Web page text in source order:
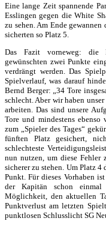
Eine lange Zeit spannende
Esslingen gegen die White
zu sehen. Am Ende
sicherten so Platz 5.
Das Fazit vorneweg: die
gewünschten zwei Punkte
verdrängt werden. Das
Spielverlauf, was darauf
Bernd Berger: „34 Tore
schlecht. Aber wir haben
arbeiten. Das sind unsere
Tore und mindestens
zum „Spieler des Tages“
fünften Platz gesichert,
schlechteste
nun nutzen, um diese Fehler
sicherer zu stehen. Um Platz
Punkt. Für dieses Vorhaben
der Kapitän schon einmal
Möglichkeit, den aktuellen
Punktverlust am letzten
punktlosen Schlusslicht SG